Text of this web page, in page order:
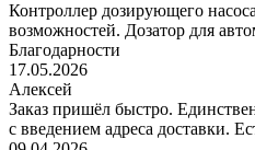
Контроллер дозирующего
возможностей. Дозатор для
Благодарности
17.05.2026
Алексей
Заказ пришёл быстро.
с введением адреса доставки.